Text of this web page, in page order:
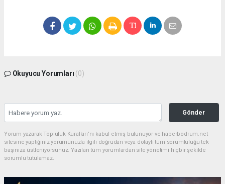
Okuyucu Yorumları (0)
Gönder
Yorum yazarak Topluluk Kuralları’nı kabul etmiş bulunuyor ve haberbodrum.net
sitesine yaptığınız yorumunuzla ilgili doğrudan veya dolaylı tüm sorumluluğu tek
başınıza üstleniyorsunuz. Yazılan tüm yorumlardan site yönetimi hiçbir şekilde
sorumlu tutulamaz.